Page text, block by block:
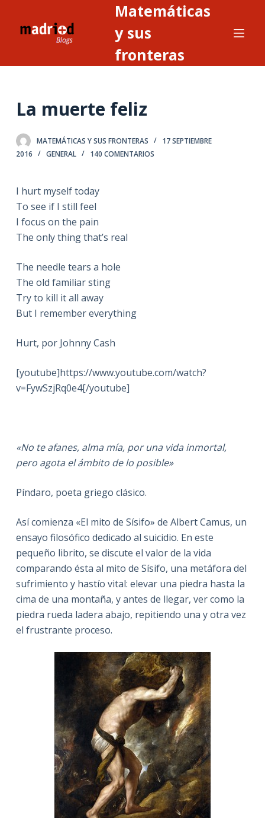
o
e
o
Matemáticas
y sus
fronteras
La muerte feliz
MATEMÁTICAS Y SUS FRONTERAS
17 SEPTIEMBRE
2016
GENERAL 140 COMENTARIOS
I hurt myself today
To see if I still feel
I focus on the pain
The only thing that’s real
The needle tears a hole
The old familiar sting
Try to kill it all away
But I remember everything
Hurt, por Johnny Cash
[youtube]https://www.youtube.com/watch?
v=FywSzjRq0e4[/youtube]
«No te afanes, alma mía, por una vida inmortal,
pero agota el ámbito de lo posible»
Píndaro, poeta griego clásico.
Así comienza «El mito de Sísifo» de Albert Camus, un
ensayo filosófico dedicado al suicidio. En este
pequeño librito, se discute el valor de la vida
comparando ésta al mito de Sísifo, una metáfora del
sufrimiento y hastío vital: elevar una piedra hasta la
cima de una montaña, y antes de llegar, ver como la
piedra rueda ladera abajo, repitiendo una y otra vez
el frustrante proceso.